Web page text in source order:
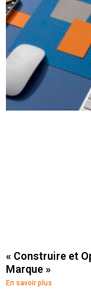
« Construire et
Marque »
En savoir plus